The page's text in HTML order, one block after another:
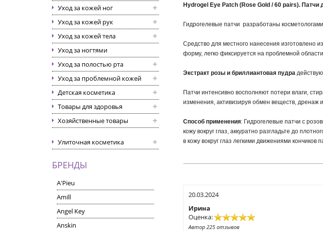
Уход за кожей ног
Уход за кожей рук
Уход за кожей тела
Уход за ногтями
Уход за полостью рта
Уход за проблемной кожей
Детская косметика
Товары для здоровья
Хозяйственные товары
Улиточная косметика
БРЕНДЫ
A'Pieu
Amill
Angel Key
Anskin
Hydrogel Eye Patch (Rose Gold / 60 pairs). Патчи
Гидрогелевые патчи разработаны
Средство для местного нанесения изготовлено
форму, легко фиксируется на проблемной
Экстракт розы и бриллиантовая пудра
Патчи интенсивно восполняют потери влаги,
изменения, активизируя обмен веществ, дренаж
Способ применения: Гидрогелевые патчи с
кожу вокруг глаз, аккуратно разгладьте до
в кожу вокруг глаз легкими движениями
20.03.2024
Ирина
Оценка:
Автор 225 отзывов